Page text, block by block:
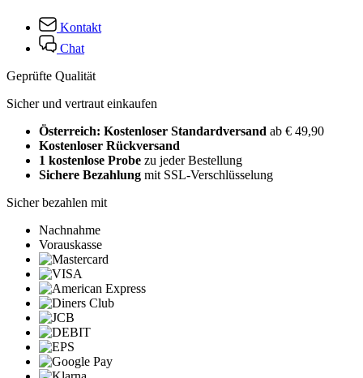
Kontakt
Chat
Geprüfte Qualität
Sicher und vertraut einkaufen
Österreich: Kostenloser Standardversand ab € 49,90
Kostenloser Rückversand
1 kostenlose Probe zu jeder Bestellung
Sichere Bezahlung mit SSL-Verschlüsselung
Sicher bezahlen mit
Nachnahme
Vorauskasse